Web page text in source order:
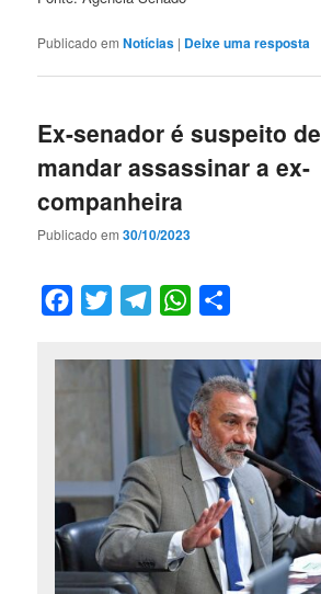
Publicado em Notícias | Deixe uma resposta
Ex-senador é suspeito de
mandar assassinar a ex-
companheira
Publicado em30/10/2023
Facebook
Twitter TelegramWhatsApp